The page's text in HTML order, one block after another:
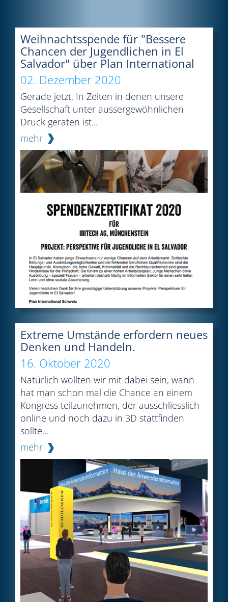
Weihnachtsspende für "Bessere
Chancen der Jugendlichen in El
Salvador" über Plan International
02. Dezember 2020
Gerade jetzt, In Zeiten in denen unsere
Gesellschaft unter aussergewöhnlichen
Druck geraten ist...
mehr
Extreme Umstände erfordern neues
Denken und Handeln.
16. Oktober 2020
Natürlich wollten wir mit dabei sein, wann
hat man schon mal die Chance an einem
Kongress teilzunehmen, der ausschliesslich
online und noch dazu in 3D stattfinden
sollte...
mehr